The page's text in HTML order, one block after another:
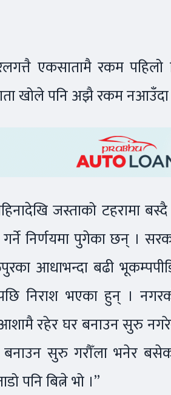
एकसातामै रकम
खोले पनि अझै रकम
जस्ताको टहरामा
गर्ने निर्णयमा पुगेका छन् ।
आधाभन्दा बढी
निराश भएका हुन् ।
रहेर घर बनाउन सुरु
बनाउन सुरु गरौँला भनेर
पनि बित्ने भो ।”